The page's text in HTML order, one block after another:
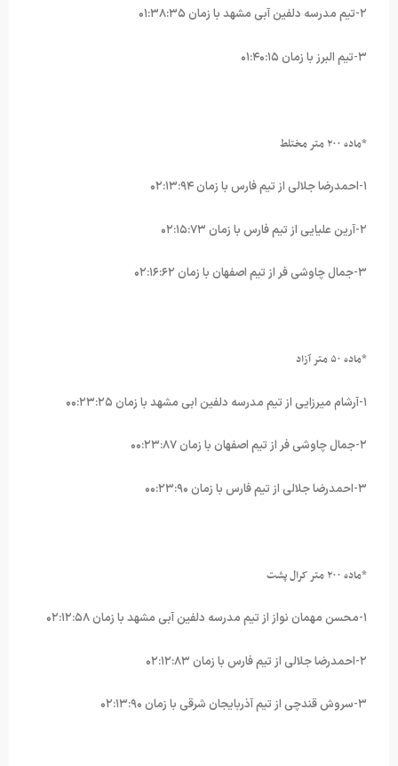
۲-تیم مدرسه دلفین آبی مشهد با زمان ۰۱:۳۸:۳۵
۳-تیم البرز با زمان ۰۱:۴۰:۱۵
*ماده ۲۰۰ متر مختلط
۲-آرین علیایی از تیم فارس با زمان ۰۲:۱۵:۷۳
۳-جمال چاوشی فر از تیم اصفهان با زمان ۰۲:۱۶:۶۲
*ماده ۵۰ متر آزاد
۲-جمال چاوشی فر از تیم اصفهان با زمان ۰۰:۲۳:۸۷
۳-احمدرضا جلالی از تیم فارس با زمان ۰۰:۲۳:۹۰
*ماده ۲۰۰ متر کرال پشت
۲-احمدرضا جلالی از تیم فارس با زمان ۰۲:۱۲:۸۳
۳-سروش قندچی از تیم آذربایجان شرقی با زمان ۰۲:۱۳:۹۰